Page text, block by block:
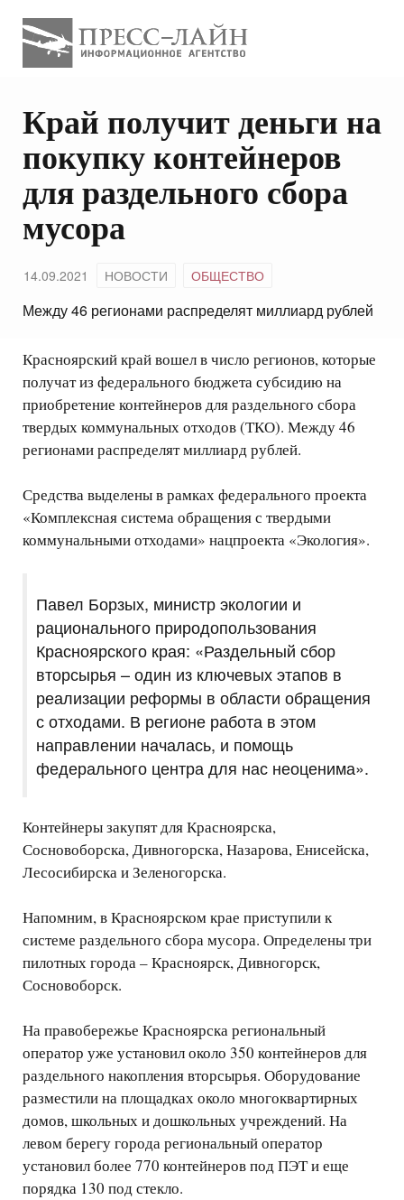
Край получит деньги на
покупку контейнеров
для раздельного сбора
мусора
14.09.2021 НОВОСТИ ОБЩЕСТВО
Между 46 регионами распределят миллиард рублей
Красноярский край вошел в число регионов, которые
получат из федерального бюджета субсидию на
приобретение контейнеров для раздельного сбора
твердых коммунальных отходов (ТКО). Между 46
регионами распределят миллиард рублей.
Средства выделены в рамках федерального проекта
«Комплексная система обращения с твердыми
коммунальными отходами» нацпроекта «Экология».
Павел Борзых, министр экологии и
рационального природопользования
Красноярского края: «Раздельный сбор
вторсырья – один из ключевых этапов в
реализации реформы в области обращения
с отходами. В регионе работа в этом
направлении началась, и помощь
федерального центра для нас неоценима».
Контейнеры закупят для Красноярска,
Сосновоборска, Дивногорска, Назарова, Енисейска,
Лесосибирска и Зеленогорска.
Напомним, в Красноярском крае приступили к
системе раздельного сбора мусора. Определены три
пилотных города – Красноярск, Дивногорск,
Сосновоборск.
На правобережье Красноярска региональный
оператор уже установил около 350 контейнеров для
раздельного накопления вторсырья. Оборудование
разместили на площадках около многоквартирных
домов, школьных и дошкольных учреждений. На
левом берегу города региональный оператор
установил более 770 контейнеров под ПЭТ и еще
порядка 130 под стекло.